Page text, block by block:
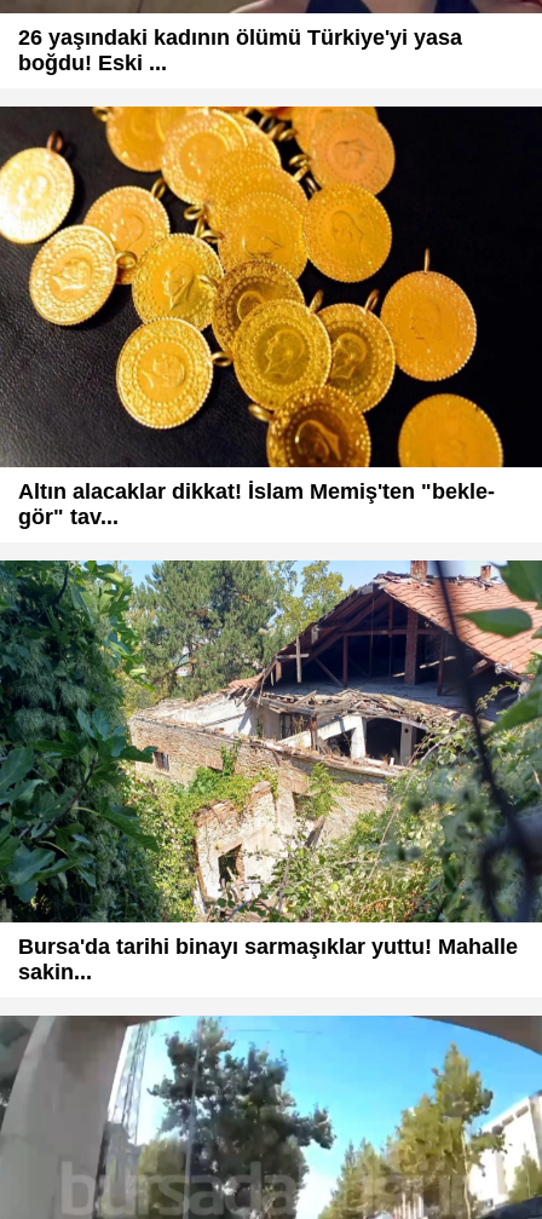
26 yaşındaki kadının ölümü Türkiye'yi yasa
boğdu! Eski ...
Altın alacaklar dikkat! İslam Memiş'ten "bekle-
gör" tav...
Bursa'da tarihi binayı sarmaşıklar yuttu! Mahalle
sakin...